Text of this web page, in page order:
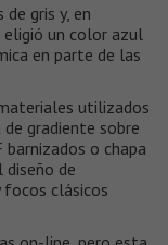
gris y, en
un color azul
en parte de las
utilizados
gradiente sobre
o chapa
de
focos clásicos